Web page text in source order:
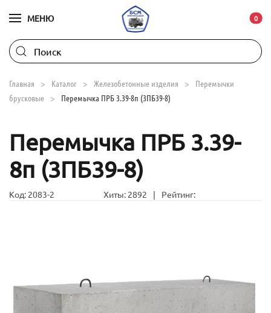
МЕНЮ 0В
Главная Каталог Железобетонные изделия
Перемычки
брусковые
Перемычка ПРБ 3.39-8п (3ПБ39-8)
Перемычка ПРБ 3.39-
8п (3ПБ39-8)
Код: 2083-2 Хиты: 2892 | Рейтинг: